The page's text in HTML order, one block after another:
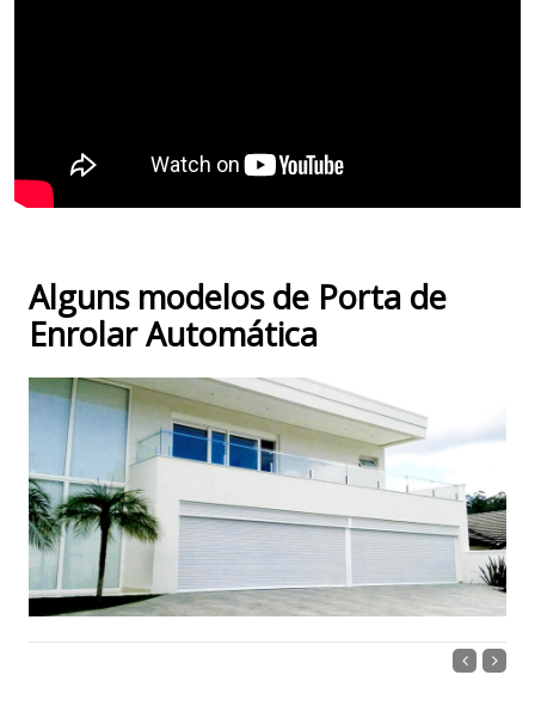
Alguns modelos de Porta de
Enrolar Automática